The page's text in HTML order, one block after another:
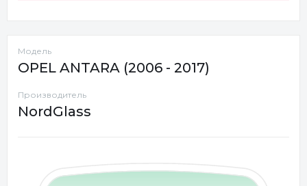
Модель
OPEL ANTARA (2006 - 2017)
Производитель
NordGlass